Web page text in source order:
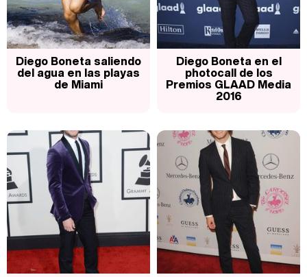
Diego Boneta saliendo
del agua en las playas
de Miami
Diego Boneta en el
photocall de los
Premios GLAAD Media
2016